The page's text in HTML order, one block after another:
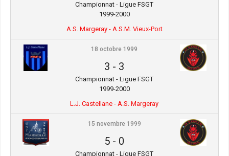
Championnat - Ligue FSGT
1999-2000
A.S. Margeray - A.S.M. Vieux-Port
18 octobre 1999
3 - 3
Championnat - Ligue FSGT
1999-2000
L.J. Castellane - A.S. Margeray
15 novembre 1999
5 - 0
Championnat - Ligue FSGT